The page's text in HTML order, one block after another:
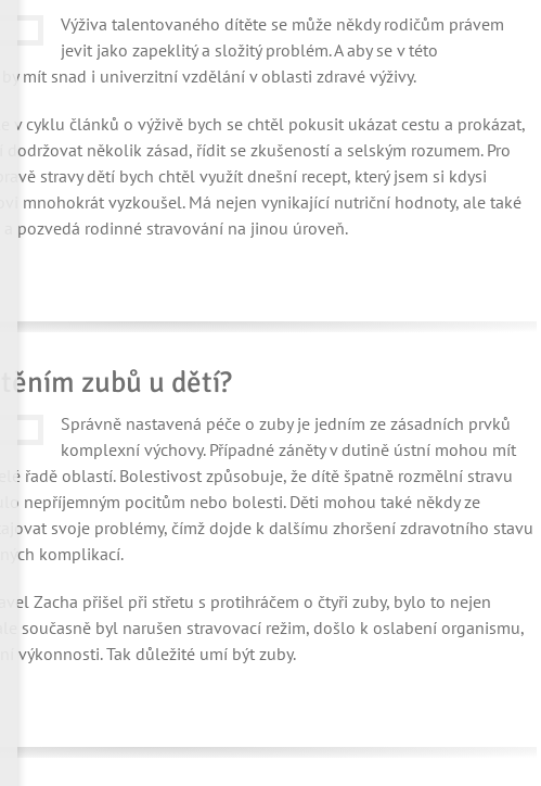
Výživa talentovaného dítěte se může někdy rodičům právem
jevit jako zapeklitý a složitý problém. A aby se v této
mít snad i univerzitní vzdělání v oblasti zdravé výživy.
v cyklu článků o výživě bych se chtěl pokusit ukázat cestu a prokázat,
dodržovat několik zásad, řídit se zkušeností a selským rozumem. Pro
stravy dětí bych chtěl využít dnešní recept, který jsem si kdysi
mnohokrát vyzkoušel. Má nejen vynikající nutriční hodnoty, ale také
a pozvedá rodinné stravování na jinou úroveň.
zubů u dětí?
Správně nastavená péče o zuby je jedním ze zásadních prvků
komplexní výchovy. Případné záněty v dutině ústní mohou mít
řadě oblastí. Bolestivost způsobuje, že dítě špatně rozmělní stravu
nepříjemným pocitům nebo bolesti. Děti mohou také někdy ze
svoje problémy, čímž dojde k dalšímu zhoršení zdravotního stavu
komplikací.
Zacha přišel při střetu s protihráčem o čtyři zuby, bylo to nejen
současně byl narušen stravovací režim, došlo k oslabení organismu,
výkonnosti. Tak důležité umí být zuby.